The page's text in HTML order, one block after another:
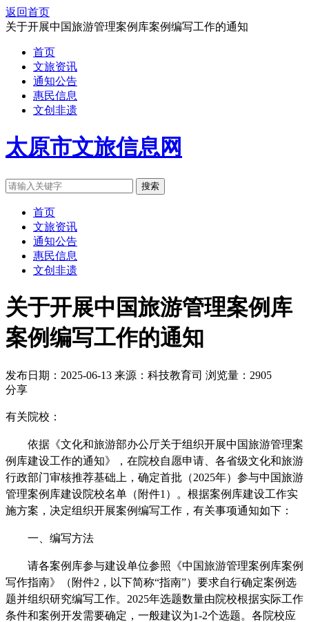
返回首页
关于开展中国旅游管理案例库案例编写工作的通知
首页
文旅资讯
通知公告
惠民信息
文创非遗
太原市文旅信息网
搜索
首页
文旅资讯
通知公告
惠民信息
文创非遗
关于开展中国旅游管理案例库
案例编写工作的通知
发布日期：2025-06-13 来源：科技教育司 浏览量：2905
分享
有关院校：
依据《文化和旅游部办公厅关于组织开展中国旅游管理案
例库建设工作的通知》，在院校自愿申请、各省级文化和旅游
行政部门审核推荐基础上，确定首批（2025年）参与中国旅游
管理案例库建设院校名单（附件1 ）。根据案例库建设工作实
施方案，决定组织开展案例编写工作，有关事项通知如下：
一、 编写方法
请各案例库参与建设单位参照《中国旅游管理案例库案例
写作指南》（附件2 ，以下简称“指南”）要求自行确定案例选
题并组织研究编写工作。 2025年选题数量由院校根据实际工作
条件和案例开发需要确定，一般建议为1-2个选题。各院校应